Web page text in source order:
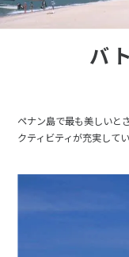
バ
ペナン島で最も美しいと
クティビティが充実してい